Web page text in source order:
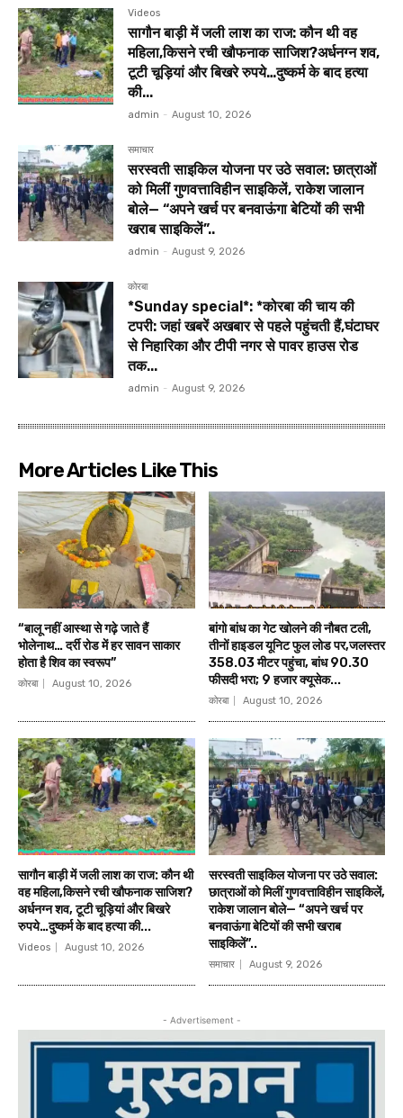
Videos
सागौन बाड़ी में जली लाश का राज: कौन थी वह
महिला,किसने रची खौफनाक साजिश?अर्धनग्न शव,
टूटी चूड़ियां और बिखरे रुपये…दुष्कर्म के बाद हत्या
की...
admin - August 10, 2026
समाचार
सरस्वती साइकिल योजना पर उठे सवाल: छात्राओं
को मिलीं गुणवत्ताविहीन साइकिलें, राकेश जालान
बोले— “अपने खर्च पर बनवाऊंगा बेटियों की सभी
खराब साइकिलें”..
admin - August 9, 2026
कोरबा
*Sunday special*: *कोरबा की चाय की
टपरी: जहां खबरें अखबार से पहले पहुंचती हैं,घंटाघर
से निहारिका और टीपी नगर से पावर हाउस रोड
तक...
admin - August 9, 2026
More Articles Like This
“बालू नहीं आस्था से गढ़े जाते हैं
भोलेनाथ… दर्री रोड में हर सावन साकार
होता है शिव का स्वरूप”
कोरबा August 10, 2026
बांगो बांध का गेट खोलने की नौबत टली,
तीनों हाइडल यूनिट फुल लोड पर,जलस्तर
358.03 मीटर पहुंचा, बांध 90.30
फीसदी भरा; 9 हजार क्यूसेक...
कोरबा August 10, 2026
सागौन बाड़ी में जली लाश का राज: कौन थी
वह महिला,किसने रची खौफनाक साजिश?
अर्धनग्न शव, टूटी चूड़ियां और बिखरे
रुपये…दुष्कर्म के बाद हत्या की...
Videos August 10, 2026
सरस्वती साइकिल योजना पर उठे सवाल:
छात्राओं को मिलीं गुणवत्ताविहीन साइकिलें,
राकेश जालान बोले— “अपने खर्च पर
बनवाऊंगा बेटियों की सभी खराब
साइकिलें”..
समाचार August 9, 2026
- Advertisement -